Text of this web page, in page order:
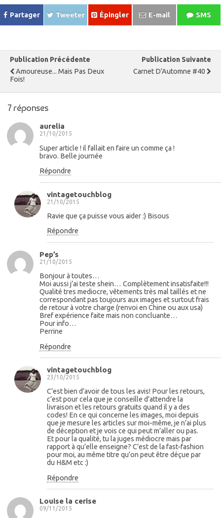
Partager Tweeter Épingler E-mail SMS
Publication Précédente
Amoureuse... Mais Pas Deux
Fois!
Publication Suivante
Carnet D'Automne #40
7 réponses
aurelia
21/10/2015
Super article ! il fallait en faire un comme ça !
bravo. Belle journée
Répondre
vintagetouchblog
21/10/2015
Ravie que ça puisse vous aider :) Bisous
Répondre
Pep’s
21/10/2015
Bonjour à toutes…
Moi aussi j’ai teste shein… Complètement insatisfaite!!!
Qualité tres mediocre, vêtements très mal taillés et ne
correspondant pas toujours aux images et surtout frais
de retour à votre charge (renvoi en Chine ou aux usa)
Bref expérience faite mais non concluante…
Pour info…
Perrine
Répondre
vintagetouchblog
23/10/2015
C’est bien d’avoir de tous les avis! Pour les retours,
c’est pour cela que je conseille d’attendre la
livraison et les retours gratuits quand il y a des
codes! En ce qui concerne les images, moi depuis
que je mesure les articles sur moi-même, je n’ai plus
de déception et je vois ce qui peut m’aller ou pas.
Et pour la qualité, tu la juges médiocre mais par
rapport à qu’elle enseigne? C’est de la fast-fashion
pour moi, au même titre qu’on peut être déçue par
du H&M etc :)
Répondre
Louise la cerise
09/11/2015